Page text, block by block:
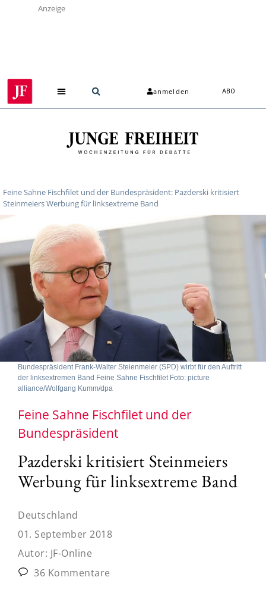
Anzeige
anmelden ABO
Feine Sahne Fischfilet und der Bundespräsident: Pazderski kritisiert
Steinmeiers Werbung für linksextreme Band
Bundespräsident Frank-Walter Steienmeier (SPD) wirbt für den Auftritt
der linksextremen Band Feine Sahne Fischfilet Foto: picture
alliance/Wolfgang Kumm/dpa
Feine Sahne Fischfilet und der
Bundespräsident
Pazderski kritisiert Steinmeiers
Werbung für linksextreme Band
Deutschland
01. September 2018
Autor: JF-Online
36 Kommentare